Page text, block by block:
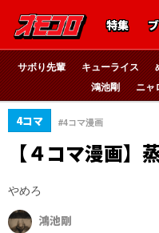
特集
サボり先輩 キューライス
鴻池剛
ニャ
4コマ #4コマ漫画
【４コマ漫画】
やめろ
鴻池剛